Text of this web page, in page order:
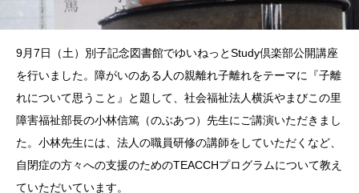
9月7日（土）別子記念図書館でゆいねっとStudy倶楽部公開講座
を行いました。障がいのある人の親離れ子離れをテーマに『子離
れについて思うこと』と題して、社会福祉法人横浜やまびこの里
障害福祉部長の小林信篤（のぶあつ）先生にご講演いただきまし
た。小林先生には、法人の職員研修の講師をしていただくなど、
自閉症の方々への支援のためのTEACCHプログラムについて教え
ていただいています。